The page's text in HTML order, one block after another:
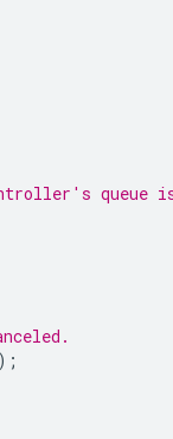
queue
);